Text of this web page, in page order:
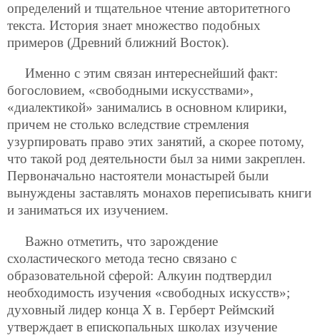
определений и тщательное чтение авторитетного
текста. История знает множество подобных
примеров (Древний ближний Восток).
Именно с этим связан интереснейший факт:
богословием, «свободными искусствами»,
«диалектикой» занимались в основном клирики,
причем не столько вследствие стремления
узурпировать право этих занятий, а скорее потому,
что такой род деятельности был за ними закреплен.
Первоначально настоятели монастырей были
вынуждены заставлять монахов переписывать книги
и заниматься их изучением.
Важно отметить, что зарождение
схоластического метода тесно связано с
образовательной сферой: Алкуин подтвердил
необходимость изучения «свободных искусств»;
духовный лидер конца X в. Герберт Реймский
утверждает в епископальных школах изучение